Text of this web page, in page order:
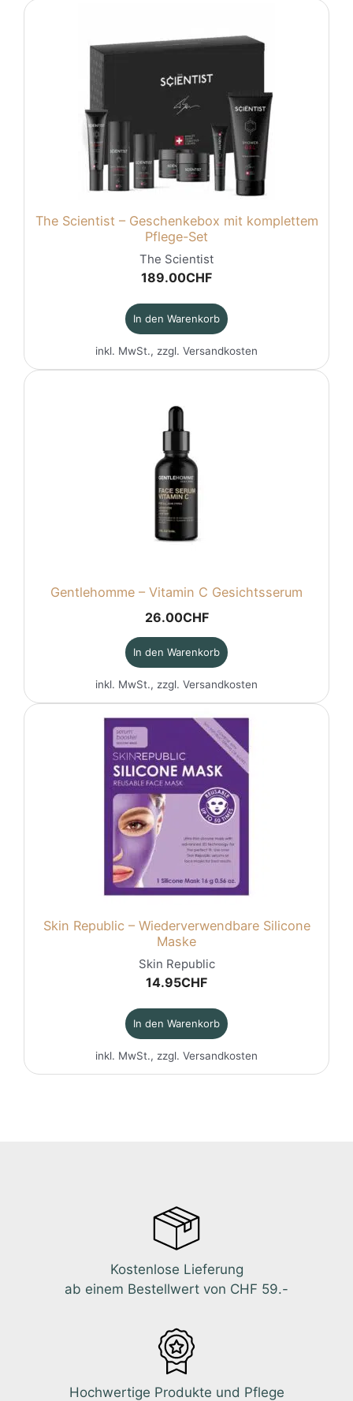
The Scientist – Geschenkebox mit komplettem
Pflege-Set
The Scientist
189.00CHF
In den Warenkorb
inkl. MwSt., zzgl. Versandkosten
Gentlehomme – Vitamin C Gesichtsserum
26.00CHF
In den Warenkorb
inkl. MwSt., zzgl. Versandkosten
Skin Republic – Wiederverwendbare Silicone
Maske
Skin Republic
14.95CHF
In den Warenkorb
inkl. MwSt., zzgl. Versandkosten
Kostenlose Lieferung
ab einem Bestellwert von CHF 59.-
Hochwertige Produkte und Pflege